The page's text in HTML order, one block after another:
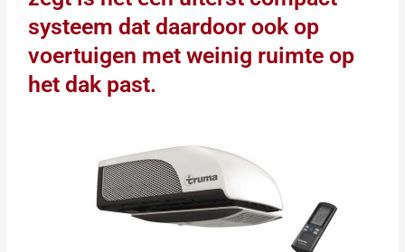
systeem dat daardoor ook op
voertuigen met weinig ruimte op
het dak past.